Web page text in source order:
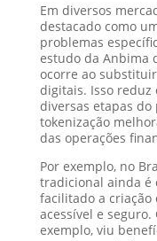
Em diversos
destacado como
problemas
estudo da Anbima
ocorre ao
digitais. Isso reduz
diversas etapas do
tokenização
das operações
Por exemplo, no
tradicional ainda é
facilitado a criação
acessível e
exemplo, viu